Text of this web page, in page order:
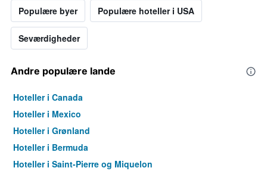
Populære byer Populære hoteller i USA
Seværdigheder
Andre populære lande
Hoteller i Canada
Hoteller i Mexico
Hoteller i Grønland
Hoteller i Bermuda
Hoteller i Saint-Pierre og Miquelon